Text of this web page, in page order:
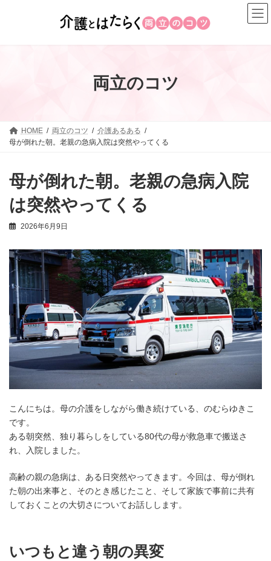
両立のコツ
HOME 両立のコツ
介護あるある
母が倒れた朝。老親の急病入院は突然やってくる
母が倒れた朝。老親の急病入院
は突然やってくる
2026年6月9日
こんにちは。母の介護をしながら働き続けている、のむらゆきこ
です。
ある朝突然、独り暮らしをしている80代の母が救急車で搬送さ
れ、入院しました。
高齢の親の急病は、ある日突然やってきます。今回は、母が倒れ
た朝の出来事と、そのとき感じたこと、そして家族で事前に共有
しておくことの大切さについてお話しします。
いつもと違う朝の異変